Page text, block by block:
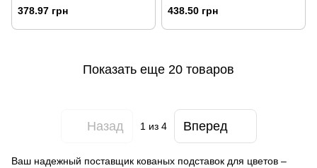
378.97 грн 438.50 грн
Показать еще 20 товаров
Назад 1из 4 Вперед
Ваш надежный поставщик кованых подставок для цветов –